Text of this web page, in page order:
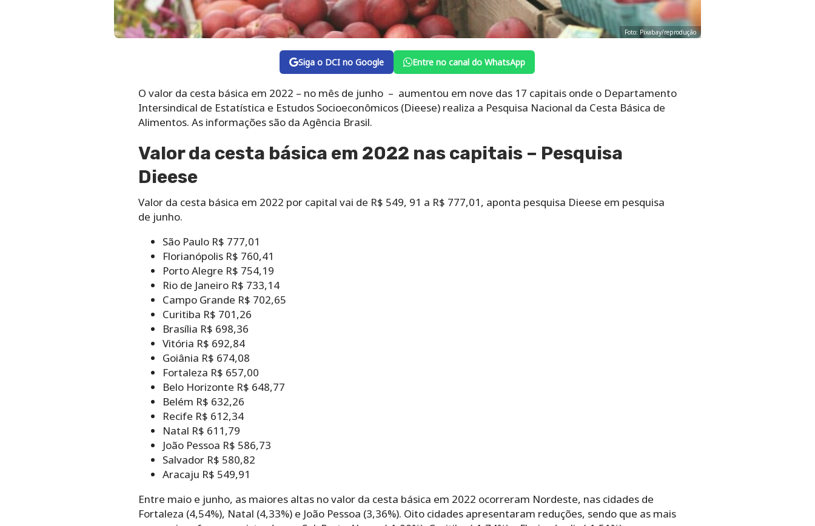
Foto: Pixabay/reprodução
Siga o DCI no Google Entre no canal do WhatsApp
O valor da cesta básica em 2022 – no mês de junho – aumentou em nove das 17 capitais onde o Departamento
Intersindical de Estatística e Estudos Socioeconômicos (Dieese) realiza a Pesquisa Nacional da Cesta Básica de
Alimentos. As informações são da Agência Brasil.
Valor da cesta básica em 2022 nas capitais – Pesquisa
Dieese
Valor da cesta básica em 2022 por capital vai de R$ 549, 91 a R$ 777,01, aponta pesquisa Dieese em pesquisa
de junho.
São Paulo R$ 777,01
Florianópolis R$ 760,41
Porto Alegre R$ 754,19
Rio de Janeiro R$ 733,14
Campo Grande R$ 702,65
Curitiba R$ 701,26
Brasília R$ 698,36
Vitória R$ 692,84
Goiânia R$ 674,08
Fortaleza R$ 657,00
Belo Horizonte R$ 648,77
Belém R$ 632,26
Recife R$ 612,34
Natal R$ 611,79
João Pessoa R$ 586,73
Salvador R$ 580,82
Aracaju R$ 549,91
Entre maio e junho, as maiores altas no valor da cesta básica em 2022 ocorreram Nordeste, nas cidades de
Fortaleza (4,54%), Natal (4,33%) e João Pessoa (3,36%). Oito cidades apresentaram reduções, sendo que as mais